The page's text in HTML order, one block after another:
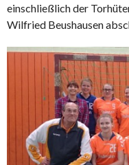
einschließlich der
Wilfried Beushausen